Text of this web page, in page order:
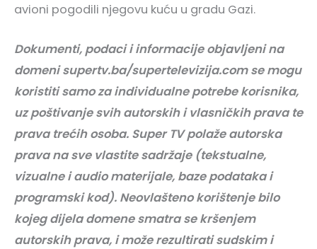
avioni pogodili njegovu kuću u gradu Gazi.
Dokumenti, podaci i informacije objavljeni na
domeni supertv.ba/supertelevizija.com se mogu
koristiti samo za individualne potrebe korisnika,
uz poštivanje svih autorskih i vlasničkih prava te
prava trećih osoba. Super TV polaže autorska
prava na sve vlastite sadržaje (tekstualne,
vizualne i audio materijale, baze podataka i
programski kod). Neovlašteno korištenje bilo
kojeg dijela domene smatra se kršenjem
autorskih prava, i može rezultirati sudskim i